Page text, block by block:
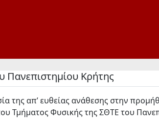
Πανεπιστημίου Κρήτης
της απ’ ευθείας ανάθεσης στην
Τμήματος Φυσικής της ΣΘΤΕ του